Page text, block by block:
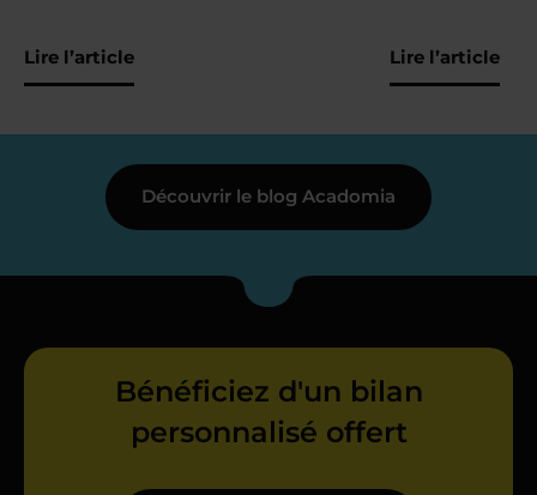
Lire l’article Lire l’article
Découvrir le blog Acadomia
Bénéficiez d'un bilan
personnalisé offert